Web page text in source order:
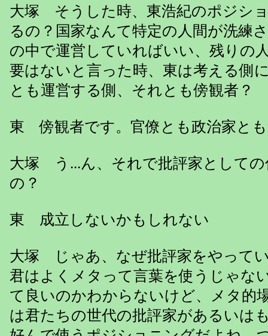
大塚 そうした時、東浩紀のポジシ
るの？国家なんて特定の人間が洗練
の中で運営していればいい、残りの
要はないと言った時、東は考える側
とも運営する側、それとも傍観者？
東 傍観者です。官僚とも政治家と
大塚 う...ん、それで批評家としての
の？
東 成立しないかもしれない
大塚 じゃあ、なぜ批評家をやって
君はよくメタって言葉を使うじゃな
て良いのかわからないけど、メタ的
は君たちの世代の批評家があるいは